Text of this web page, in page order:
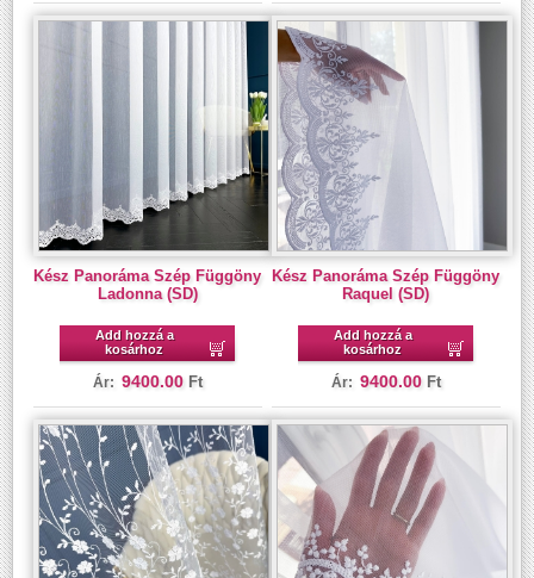
Kész Panoráma Szép Függöny
Ladonna (SD)
Add hozzá a
kosárhoz
Ár: 9400.00 Ft
Kész Panoráma Szép Függöny
Raquel (SD)
Add hozzá a
kosárhoz
Ár: 9400.00 Ft